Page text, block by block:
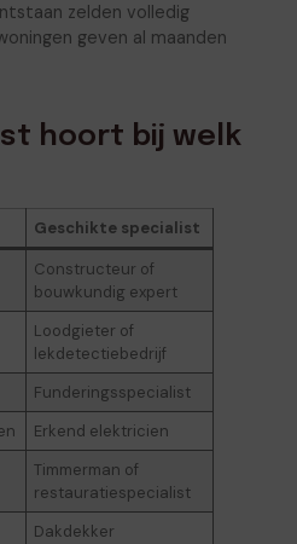
zelden volledig
geven al maanden
hoort bij welk
Geschikte specialist
Constructeur of
bouwkundig expert
Loodgieter of
lekdetectiebedrijf
Funderingsspecialist
Erkend elektricien
Timmerman of
restauratiespecialist
Dakdekker